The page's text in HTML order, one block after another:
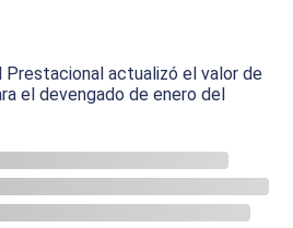
Prestacional actualizó el valor de
el devengado de enero del